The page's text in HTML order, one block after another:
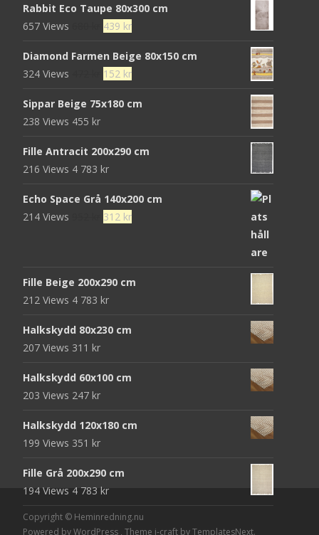
Rabbit Eco Taupe 80x300 cm
657 Views
Det
priset
var:
439 krDet
priset
är:
Diamond Farmen Beige 80x150 cm
324 Views
Det
priset
152 krDet
priset
Sippar Beige 75x180 cm
238 Views 455 kr
Fille Antracit 200x290 cm
216 Views 4 783 kr
Echo Space Grå 140x200 cm
214 Views
Det
952 kr.
312 krDet
312 kr.
Fille Beige 200x290 cm
212 Views 4 783 kr
Halkskydd 80x230 cm
207 Views 311 kr
Halkskydd 60x100 cm
203 Views 247 kr
Halkskydd 120x180 cm
199 Views 351 kr
Fille Grå 200x290 cm
194 Views 4 783 kr
Copyright © Heminredning.nu
Powered by WordPress , Theme i-craft by TemplatesNext.